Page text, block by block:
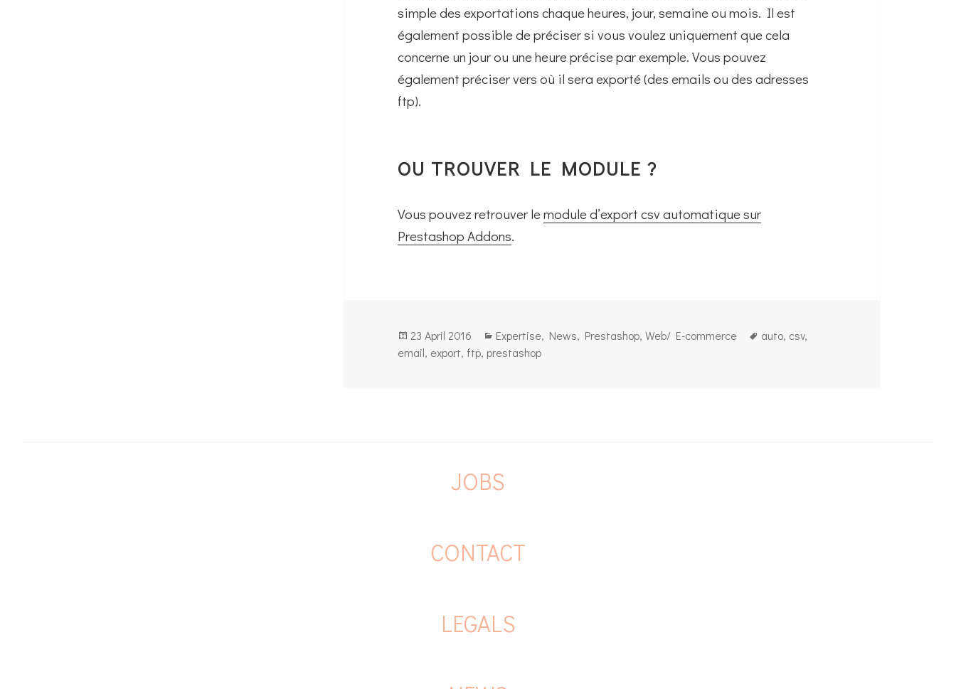
simple des exportations chaque heures, jour, semaine ou mois. Il est
également possible de préciser si vous voulez uniquement que cela
concerne un jour ou une heure précise par exemple. Vous pouvez
également préciser vers où il sera exporté (des emails ou des adresses
ftp).
OU TROUVER LE MODULE ?
Vous pouvez retrouver lemodule d’export csv automatique sur
Prestashop Addons.
Posted
on
23 April 2016 Categories
Expertise, News, Prestashop,Web/ E-commerce Tags
auto, csv,
email, export, ftp, prestashop
JOBS
CONTACT
LEGALS